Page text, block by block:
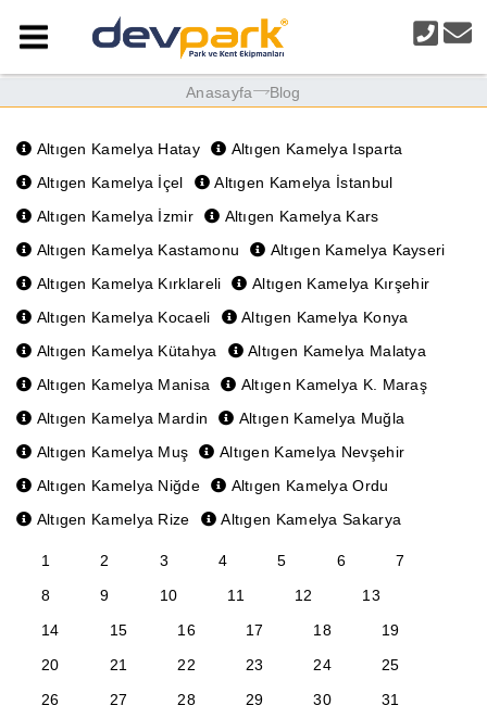
Anasayfa Blog
Altıgen Kamelya Hatay
Altıgen Kamelya Isparta
Altıgen Kamelya İçel
Altıgen Kamelya İstanbul
Altıgen Kamelya İzmir
Altıgen Kamelya Kars
Altıgen Kamelya Kastamonu
Altıgen Kamelya Kayseri
Altıgen Kamelya Kırklareli
Altıgen Kamelya Kırşehir
Altıgen Kamelya Kocaeli
Altıgen Kamelya Konya
Altıgen Kamelya Kütahya
Altıgen Kamelya Malatya
Altıgen Kamelya Manisa
Altıgen Kamelya K. Maraş
Altıgen Kamelya Mardin
Altıgen Kamelya Muğla
Altıgen Kamelya Muş
Altıgen Kamelya Nevşehir
Altıgen Kamelya Niğde
Altıgen Kamelya Ordu
Altıgen Kamelya Rize
Altıgen Kamelya Sakarya
1 2 3 4 5 6
7
8
9 10 11 12
13
14
15 16 17 18
19
20
21 22 23 24
25
26
27 28 29 30
31